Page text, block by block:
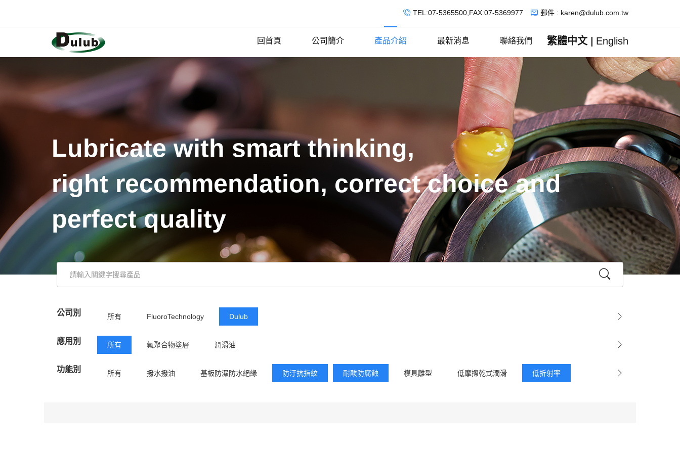
TEL:07-5365500,FAX:07-5369977 郵件 : karen@dulub.com.tw
回首頁 公司簡介 產品介紹 最新消息 聯絡我們 繁體中文 English
Lubricate with smart thinking,
right recommendation, correct choice and
perfect quality
公司別 所有 FluoroTechnology Dulub
應用別 所有 氟聚合物塗層 潤滑油
功能別 所有 撥水撥油 基板防濕防水絕緣 防汙抗指紋 耐酸防腐蝕 模具離型 低摩擦乾式潤滑 低折射率